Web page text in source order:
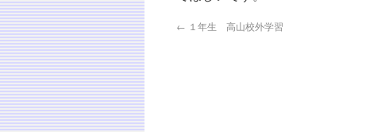
← １年生 高山校外学習